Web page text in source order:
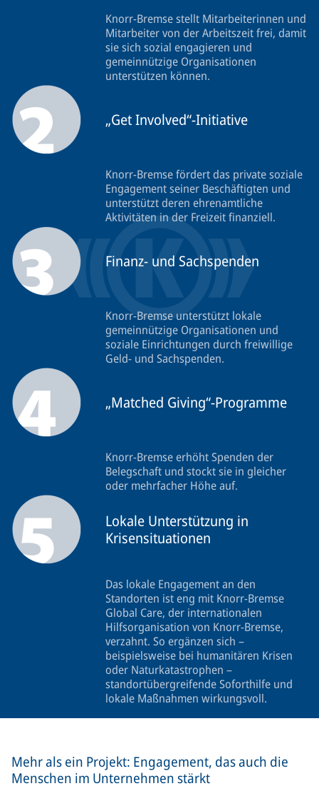
Knorr‑Bremse stellt Mitarbeiterinnen und
Mitarbeiter von der Arbeitszeit frei, damit
sie sich sozial engagieren und
gemeinnützige Organisationen
unterstützen können.
„Get Involved“-Initiative
Knorr-Bremse fördert das private soziale
Engagement seiner Beschäftigten und
unterstützt deren ehrenamtliche
Aktivitäten in der Freizeit finanziell.
Finanz- und Sachspenden
Knorr-Bremse unterstützt lokale
gemeinnützige Organisationen und
soziale Einrichtungen durch freiwillige
Geld- und Sachspenden.
„Matched Giving“-Programme
Knorr‑Bremse erhöht Spenden der
Belegschaft und stockt sie in gleicher
oder mehrfacher Höhe auf.
Lokale Unterstützung in
Krisensituationen
Das lokale Engagement an den
Standorten ist eng mit Knorr‑Bremse
Global Care, der internationalen
Hilfsorganisation von Knorr‑Bremse,
verzahnt. So ergänzen sich –
beispielsweise bei humanitären Krisen
oder Naturkatastrophen –
standortübergreifende Soforthilfe und
lokale Maßnahmen wirkungsvoll.
Mehr als ein Projekt: Engagement, das auch die
Menschen im Unternehmen stärkt